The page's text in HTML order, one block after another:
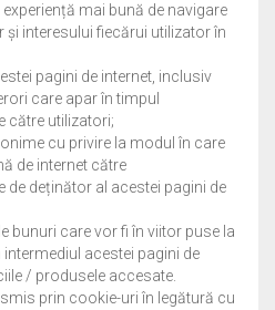
mai bună de navigare
interesului fiecărui utilizator în
pagini de internet, inclusiv
care apar în timpul
către utilizatori;
cu privire la modul în care
de internet către
deținător al acestei pagini de
bunuri care vor fi în viitor puse la
acestei pagini de
/ produsele accesate.
prin cookie-uri în legătură cu